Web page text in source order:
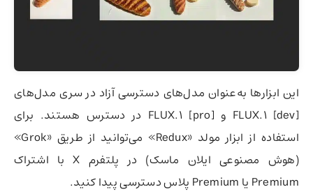
این ابزارها به‌عنوان مدل‌های دسترسی آزاد در سری مدل‌های
FLUX.1 [dev] و FLUX.1 [pro] در دسترس هستند. برای
استفاده از ابزار مولد «Redux» می‌توانید از طریق «Grok»
(هوش مصنوعی ایلان ماسک) در پلتفرم X با اشتراک
Premium یا Premium پلاس دسترسی پیدا کنید.